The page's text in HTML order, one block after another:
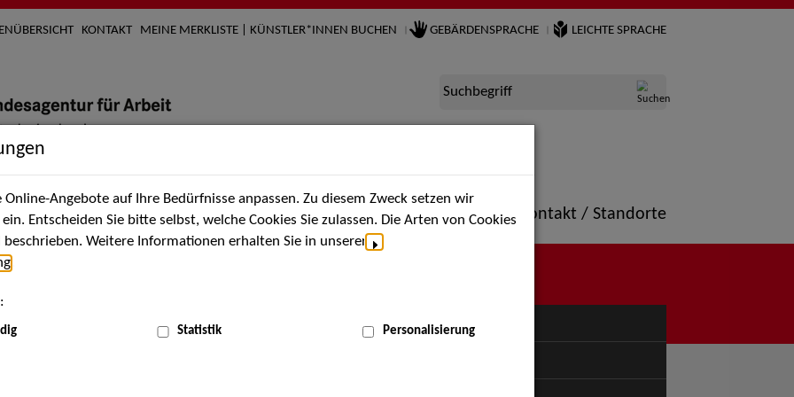
KONTAKT MEINE MERKLISTE | KÜNSTLER*INNEN BUCHEN GEBÄRDENSPRACHE LEICHTE SPRACHE
Suchbegriff
Künstler*innen Über uns Aktuelles Termine Portfolio Kontakt / Standorte
MENÜ
Angebote auf Ihre Bedürfnisse anpassen. Zu diesem Zweck setzen wir
Entscheiden Sie bitte selbst, welche Cookies Sie zulassen. Die Arten von Cookies
Weitere Informationen erhalten Sie in unserer
Statistik Personalisierung